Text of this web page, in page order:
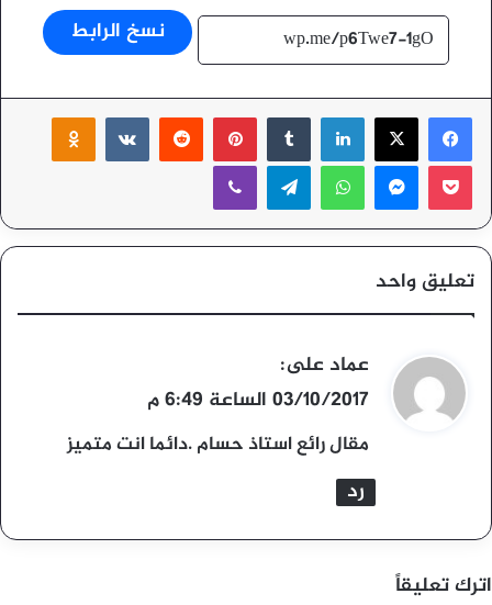
نسخ الرابط
فيسبوك
‫X لينكدإن بينتيريست
‫Pocketماسنجرواتسابتيلقرامڤايبر
تعليق واحد
ي
ق
و
ل
عماد على:
03/10/2017 الساعة 6:49 م
مقال رائع استاذ حسام .دائما انت متميز
رد
اترك تعليقاً